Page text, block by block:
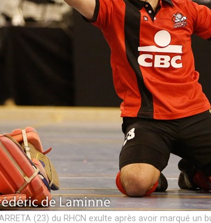
(23) du RHCN exulte après avoir marqué un